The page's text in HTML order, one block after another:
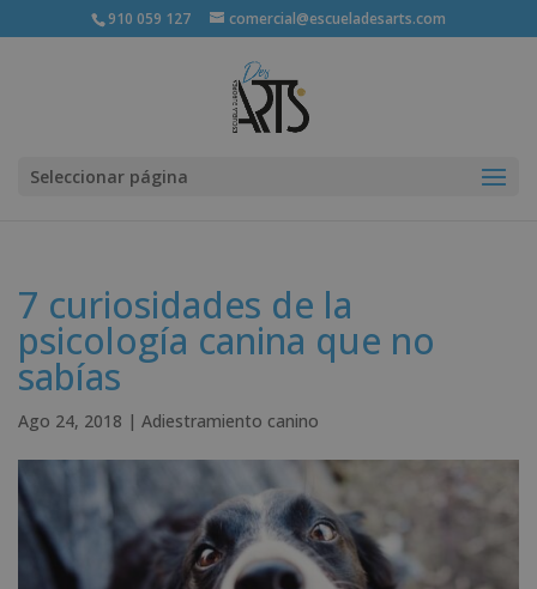
910 059 127 comercial@escueladesarts.com
Seleccionar página
7 curiosidades de la
psicología canina que no
sabías
Ago 24, 2018 | Adiestramiento canino